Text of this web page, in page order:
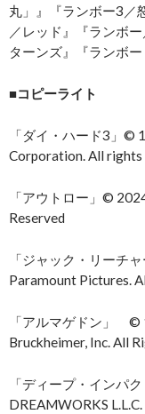
丸」』『ランボー3／
／レッド』『ランボ
ターンズ』『ランボー
■コピーライト
「ダイ・ハード3」©
Corporation. All rights
「アウトロー」©
Reserved
「ジャック・リーチ
Paramount Pictures.
「アルマゲドン」 ©
Bruckheimer, Inc. All
「ディープ・インパ
DREAMWORKS